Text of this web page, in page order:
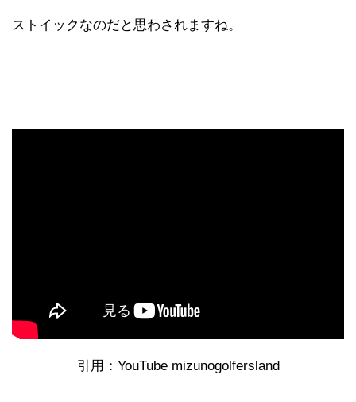
ストイックなのだと思わされますね。
引用：YouTube mizunogolfersland